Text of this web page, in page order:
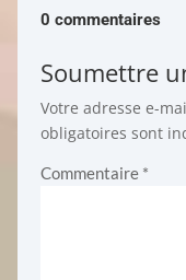
0 commentaires
Soumettre
Votre adresse e-
obligatoires sont
Commentaire *